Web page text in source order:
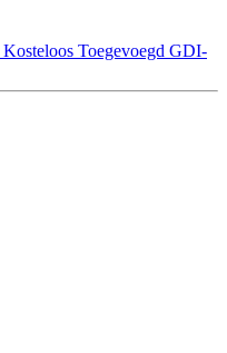
Kosteloos Toegevoegd GDI-